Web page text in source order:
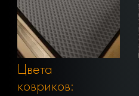
Цвета
ковриков: